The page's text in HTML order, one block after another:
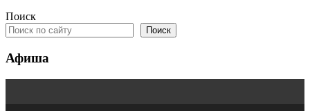
Поиск
Поиск
Афиша